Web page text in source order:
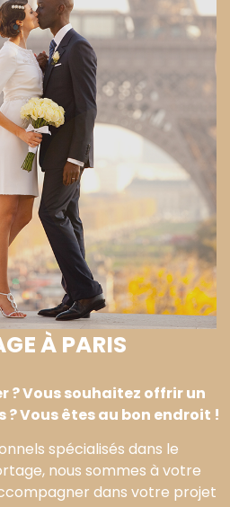
À PARIS
? Vous souhaitez offrir un
Vous êtes au bon endroit !
spécialisés dans le
nous sommes à votre
dans votre projet